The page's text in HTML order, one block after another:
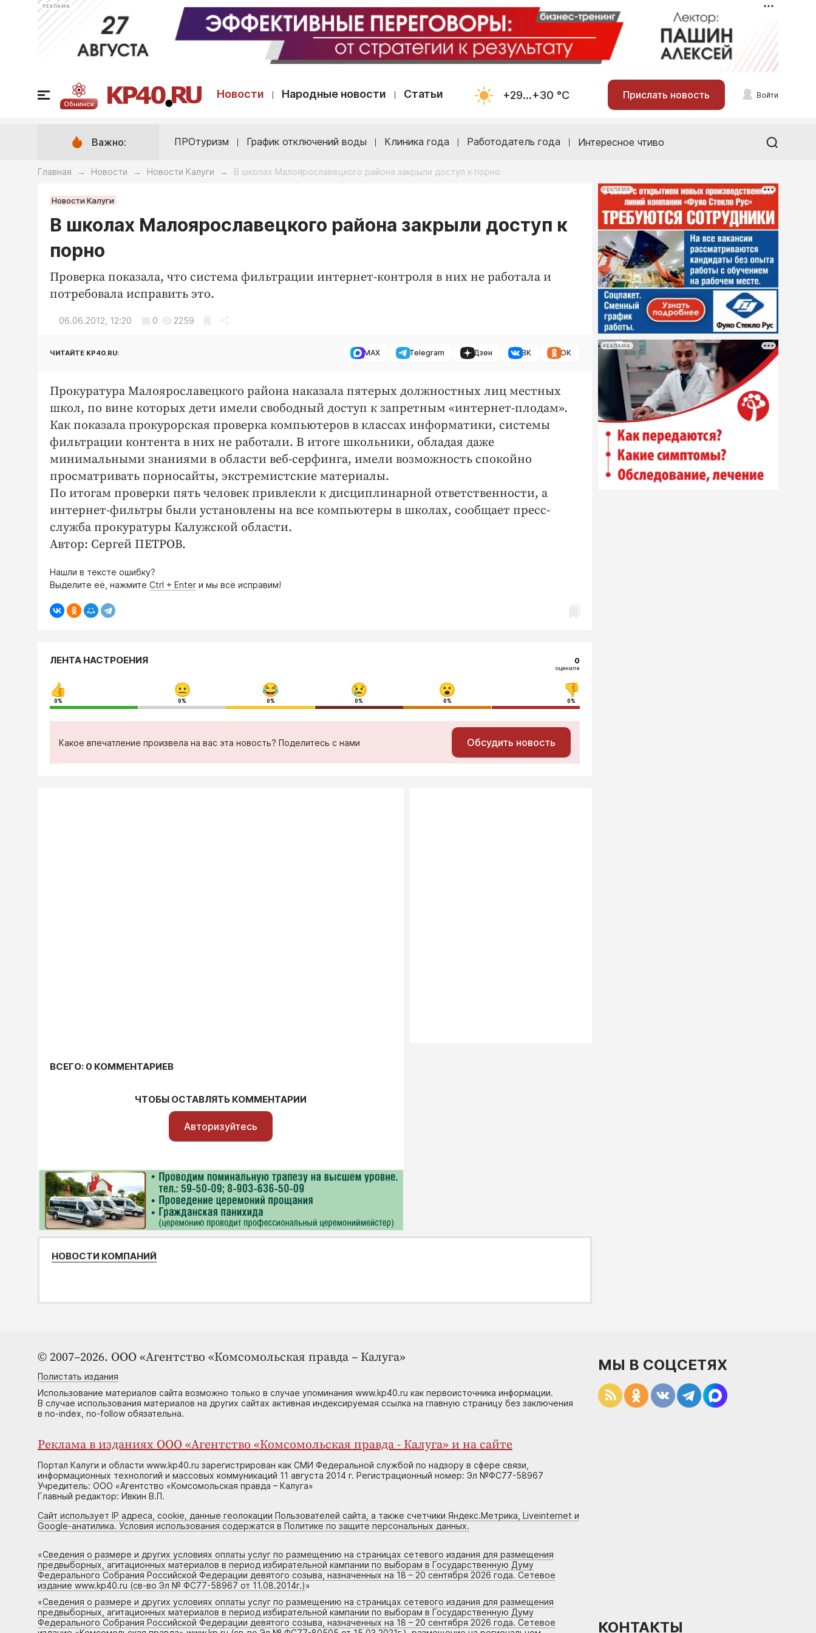
РЕКЛАМА
Обнинск
Новости Народные новости Статьи +29...+30 °С Прислать новость Войти
Важно: ПРОтуризм График отключений воды Клиника года Работодатель года Интересное чтиво
Главная → Новости → Новости Калуги → В школах Малоярославецкого района закрыли доступ к порно
Новости Калуги
В школах Малоярославецкого района закрыли доступ к
порно
Проверка показала, что система фильтрации интернет-контроля в них не работала и
потребовала исправить это.
06.06.2012, 12:20 0 2259
ЧИТАЙТЕ KP40.RU: MAX Telegram Дзен ВК ОК
Прокуратура Малоярославецкого района наказала пятерых должностных лиц местных
школ, по вине которых дети имели свободный доступ к запретным «интернет-плодам».
Как показала прокурорская проверка компьютеров в классах информатики, системы
фильтрации контента в них не работали. В итоге школьники, обладая даже
минимальными знаниями в области веб-серфинга, имели возможность спокойно
просматривать порносайты, экстремистские материалы.
По итогам проверки пять человек привлекли к дисциплинарной ответственности, а
интернет-фильтры были установлены на все компьютеры в школах, сообщает пресс-
служба прокуратуры Калужской области.
Автор: Сергей ПЕТРОВ.
Нашли в тексте ошибку?
Выделите её, нажмите Ctrl + Enter и мы всё исправим!
РЕКЛАМА
РЕКЛАМА
ЛЕНТА НАСТРОЕНИЯ 0
оценили
0% 0% 0% 0% 0% 0%
Какое впечатление произвела на вас эта новость? Поделитесь с нами Обсудить новость
ВСЕГО: 0 КОММЕНТАРИЕВ
ЧТОБЫ ОСТАВЛЯТЬ КОММЕНТАРИИ
Авторизуйтесь
НОВОСТИ КОМПАНИЙ
© 2007–2026. ООО «Агентство «Комсомольская правда – Калуга»
Полистать издания
Использование материалов сайта возможно только в случае упоминания www.kp40.ru как первоисточника информации.
В случае использования материалов на других сайтах активная индексируемая ссылка на главную страницу без заключения
в no-index, no-follow обязательна.
Реклама в изданиях ООО «Агентство «Комсомольская правда - Калуга» и на сайте
Портал Калуги и области www.kp40.ru зарегистрирован как СМИ Федеральной службой по надзору в сфере связи,
информационных технологий и массовых коммуникаций 11 августа 2014 г. Регистрационный номер: Эл №ФС77-58967
Учредитель: ООО «Агентство «Комсомольская правда – Калуга»
Главный редактор: Ивкин В.П.
Сайт использует IP адреса, cookie, данные геолокации Пользователей сайта, а также счетчики Яндекс.Метрика, Liveinternet и
Google-анатилика. Условия использования содержатся в Политике по защите персональных данных.
«Сведения о размере и других условиях оплаты услуг по размещению на страницах сетевого издания для размещения
предвыборных, агитационных материалов в период избирательной кампании по выборам в Государственную Думу
Федерального Собрания Российской Федерации девятого созыва, назначенных на 18 – 20 сентября 2026 года. Сетевое
издание www.kp40.ru (св-во Эл № ФС77-58967 от 11.08.2014г.)»
«Сведения о размере и других условиях оплаты услуг по размещению на страницах сетевого издания для размещения
предвыборных, агитационных материалов в период избирательной кампании по выборам в Государственную Думу
Федерального Собрания Российской Федерации девятого созыва, назначенных на 18 – 20 сентября 2026 года. Сетевое
МЫ В СОЦСЕТЯХ
КОНТАКТЫ